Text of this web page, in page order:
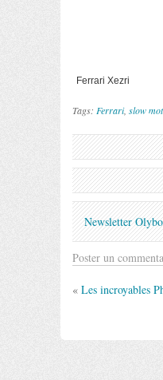
Ferrari Xezri
Tags: Ferrari, slow
Newsletter
Poster un
« Les incroyables